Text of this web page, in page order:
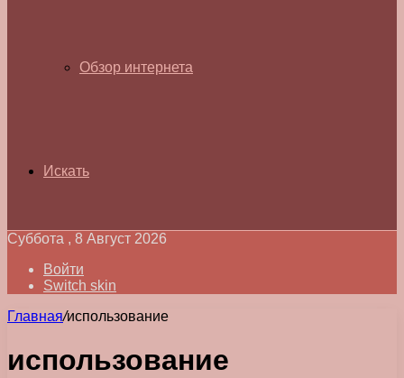
Обзор интернета
Искать
Суббота , 8 Август 2026
Войти
Switch skin
Главная/использование
использование